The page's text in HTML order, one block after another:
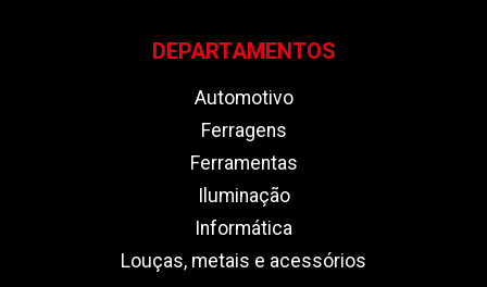
DEPARTAMENTOS
Automotivo
Ferragens
Ferramentas
Iluminação
Informática
Louças, metais e acessórios